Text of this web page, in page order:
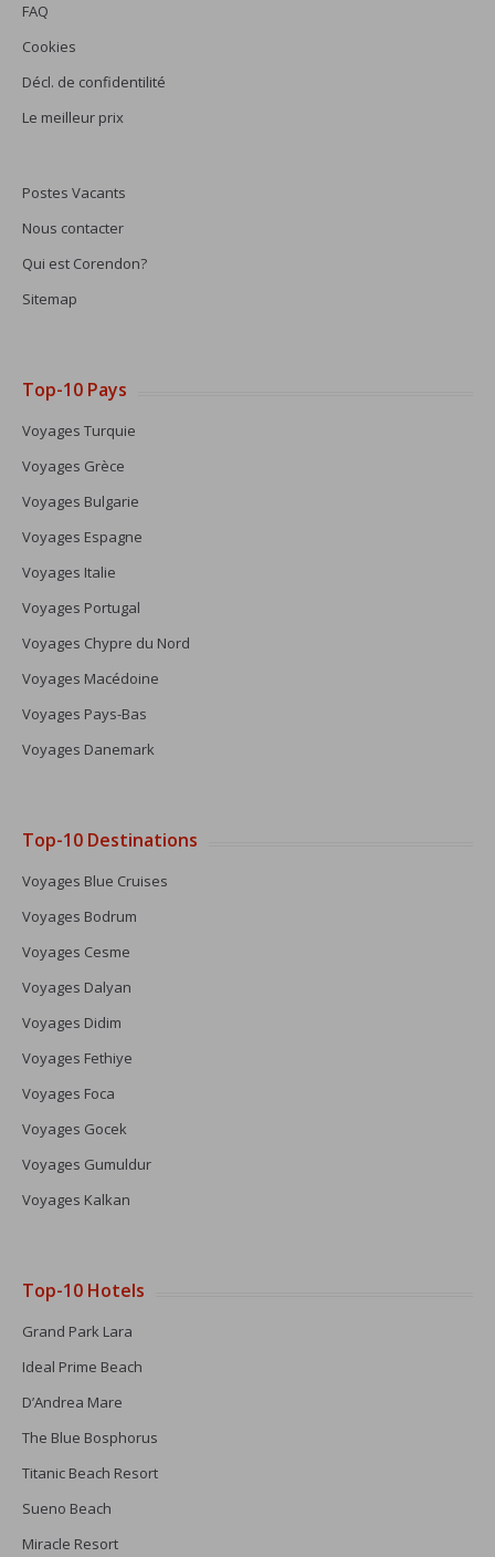
FAQ
Cookies
Décl. de confidentilité
Le meilleur prix
Postes Vacants
Nous contacter
Qui est Corendon?
Sitemap
Top-10 Pays
Voyages Turquie
Voyages Grèce
Voyages Bulgarie
Voyages Espagne
Voyages Italie
Voyages Portugal
Voyages Chypre du Nord
Voyages Macédoine
Voyages Pays-Bas
Voyages Danemark
Top-10 Destinations
Voyages Blue Cruises
Voyages Bodrum
Voyages Cesme
Voyages Dalyan
Voyages Didim
Voyages Fethiye
Voyages Foca
Voyages Gocek
Voyages Gumuldur
Voyages Kalkan
Top-10 Hotels
Grand Park Lara
Ideal Prime Beach
D’Andrea Mare
The Blue Bosphorus
Titanic Beach Resort
Sueno Beach
Miracle Resort